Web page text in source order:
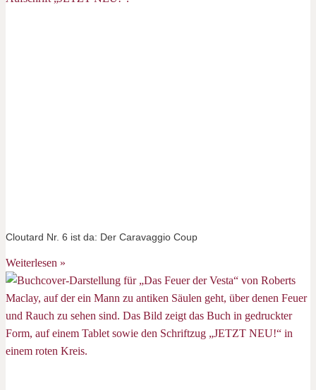
Cloutard Nr. 6 ist da: Der Caravaggio Coup
Weiterlesen »